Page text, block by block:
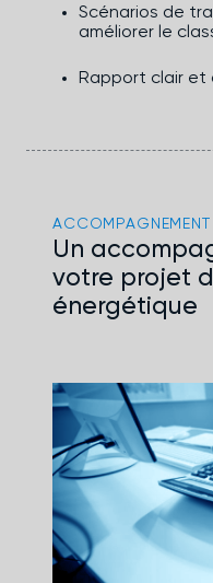
Scénarios de
améliorer le
Rapport clair et
Un
votre projet
énergétique